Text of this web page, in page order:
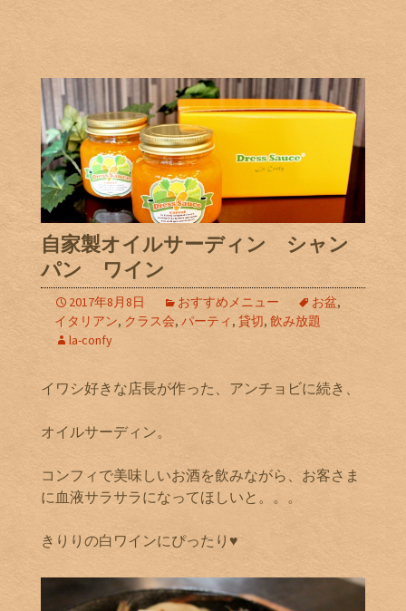
自家製オイルサーディン シャン
パン ワイン
2017年8月8日 おすすめメニュー お盆,
イタリアン, クラス会, パーティ , 貸切, 飲み放題
la-confy
イワシ好きな店長が作った、アンチョビに続き、
オイルサーディン。
コンフィで美味しいお酒を飲みながら、お客さま
に血液サラサラになってほしいと。。。
きりりの白ワインにぴったり♥